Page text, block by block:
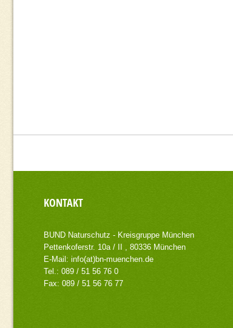
KONTAKT
BUND Naturschutz - Kreisgruppe München
Pettenkoferstr. 10a / II , 80336 München
E-Mail: info(at)bn-muenchen.de
Tel.: 089 / 51 56 76 0
Fax: 089 / 51 56 76 77